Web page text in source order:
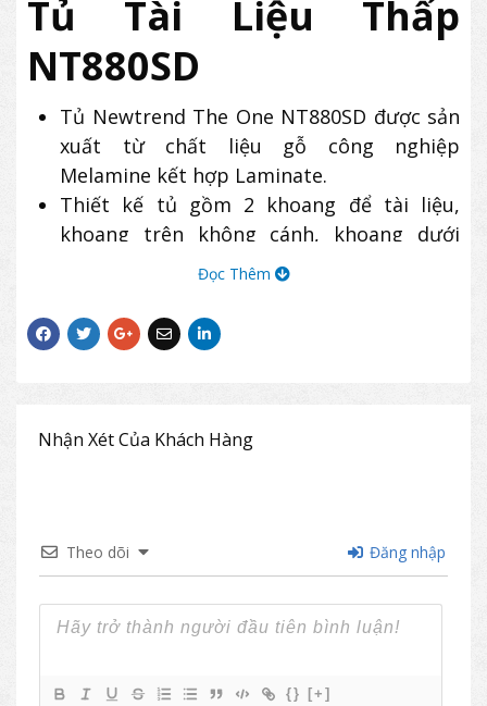
Tủ Tài Liệu Thấp
NT880SD
Tủ Newtrend The One NT880SD được sản
xuất từ chất liệu gỗ công nghiệp
Melamine kết hợp Laminate.
Thiết kế tủ gồm 2 khoang để tài liệu,
khoang trên không cánh, khoang dưới
Sản phẩm tủ The One NT880SD có thiết
kế hiện đại, thường được dùng để lưu trữ
Đọc Thêm
Nhận Xét Của Khách Hàng
Theo dõi Đăng nhập
{} [+]